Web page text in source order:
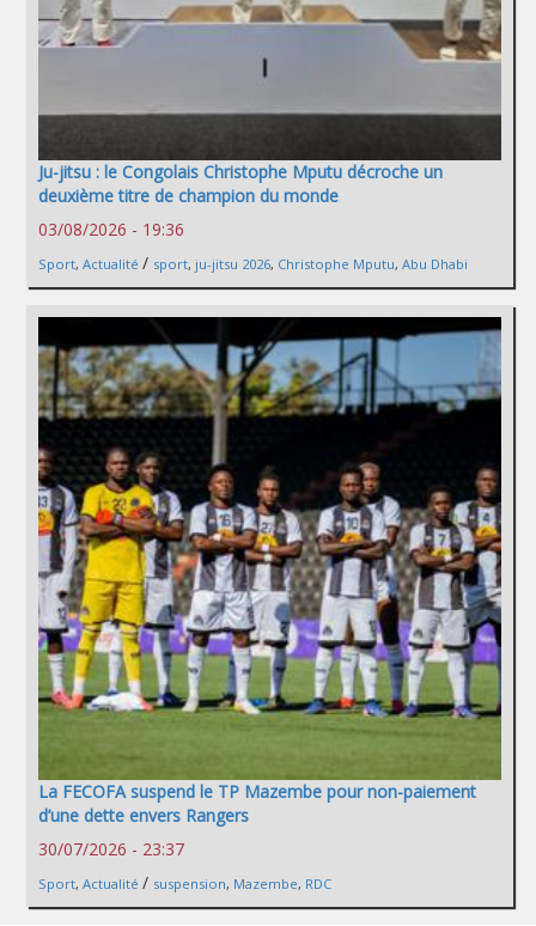
Ju-jitsu : le Congolais Christophe Mputu décroche un
deuxième titre de champion du monde
03/08/2026 - 19:36
Sport, Actualité / sport, ju-jitsu 2026, Christophe Mputu, Abu Dhabi
La FECOFA suspend le TP Mazembe pour non-paiement
d’une dette envers Rangers
30/07/2026 - 23:37
Sport, Actualité / suspension, Mazembe, RDC